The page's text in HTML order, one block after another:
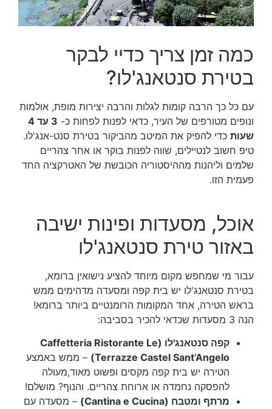
כמה זמן צריך כדיי לבקר
בטירת סנטאנג'לו?
עם כל כך הרבה קומות לגלות והרבה יצירות מופת, אולמות
ונופים מטורפים של העיר, כדאי לפנות לפחות כ-
3 עד 4
שעות כדי להפיק את המיטב מהביקור בטירת סנט-אנג'לו.
טיפ חשוב לנטיילים, שווה לפנות בוקר או אחר צהריים
שלמים וליהנות מההיסטוריה הכובשת של האטרקציה החד
פעמית הזו.
אוכל, מסעדות ופינות ישיבה
באזור טירת סנטאנג'לו
עבור מי שמחפש מקום מיוחד להציע נישואין ברומא,
בטירת סנטאנג'לו יש בית קפה ומסעדה מדהימים ממש
בראש הטירה, אחד המקומות הרומנטיים ביותר ברומא!
הנה 3 מסעדות שכדאי להכיר בסביבה:
קפה סנטאנג'לו (Caffetteria Ristorante Le
Terrazze Castel Sant’Angelo) – ממש באמצע
הטירה יש בית קפה מקסים ופשוט מאוד,מעולה
להפסקה נחמדה או ארוחת צהריים. והנוף? מושלם!
מרתף ומטבח (Cantina e Cucina)
– מסעדה עם